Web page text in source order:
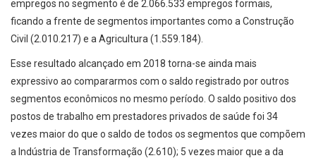
empregos no segmento é de 2.066.533 empregos formais,
ficando a frente de segmentos importantes como a Construção
Civil (2.010.217) e a Agricultura (1.559.184).
Esse resultado alcançado em 2018 torna-se ainda mais
expressivo ao compararmos com o saldo registrado por outros
segmentos econômicos no mesmo período. O saldo positivo dos
postos de trabalho em prestadores privados de saúde foi 34
vezes maior do que o saldo de todos os segmentos que compõem
a Indústria de Transformação (2.610); 5 vezes maior que a da